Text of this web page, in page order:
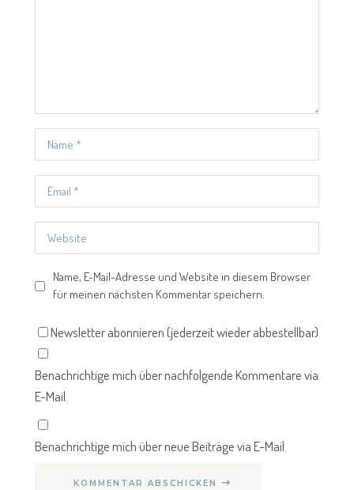
Name, E-Mail-Adresse und Website in diesem Browser
für meinen nächsten Kommentar speichern.
Newsletter abonnieren (jederzeit wieder abbestellbar)
Benachrichtige mich über nachfolgende Kommentare via
E-Mail.
Benachrichtige mich über neue Beiträge via E-Mail.
KOMMENTAR ABSCHICKEN